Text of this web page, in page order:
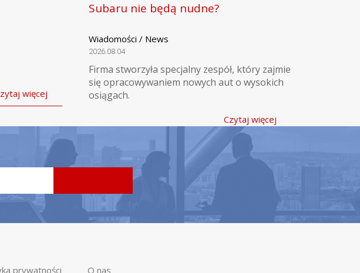
więcej
Subaru nie będą nudne?
Wiadomości / News
2026.08.04
Firma stworzyła specjalny zespół, który zajmie
się opracowywaniem nowych aut o wysokich
osiągach.
Czytaj więcej
prywatności O nas